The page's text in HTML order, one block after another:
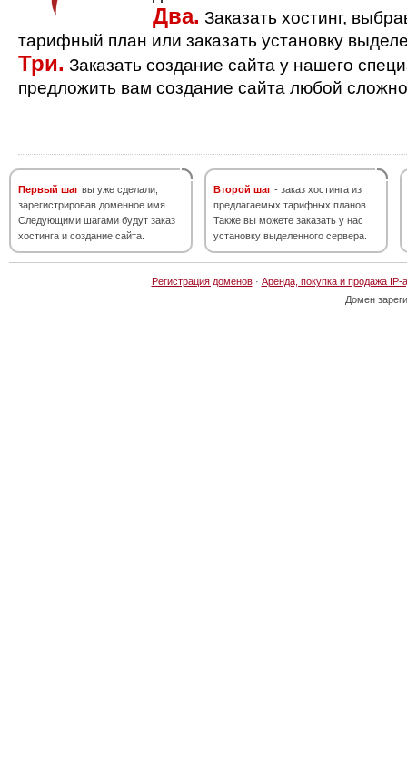
Два. Заказать хостинг,
тарифный план или заказать установку
Три. Заказать создание сайта у нашего
предложить вам создание сайта любой
Первый шаг вы уже сделали,
зарегистрировав доменное имя.
Следующими шагами будут заказ
хостинга и создание сайта.
Второй шаг - заказ хостинга из
предлагаемых тарифных планов.
Также вы можете заказать у нас
установку выделенного сервера.
Регистрация доменов· Аренда, покупка и продажа IP-
Домен